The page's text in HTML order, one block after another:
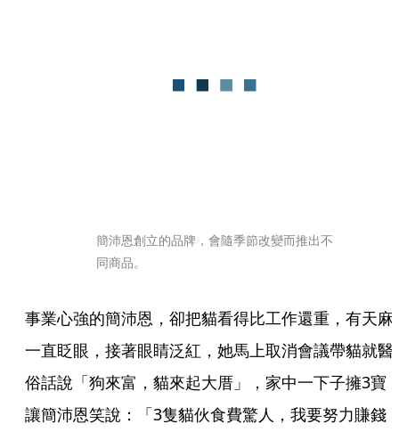
簡沛恩創立的品牌，會隨季節改變而推出不
同商品。
事業心強的簡沛恩，卻把貓看得比工作還重，有天麻
一直眨眼，接著眼睛泛紅，她馬上取消會議帶貓就醫
俗話說「狗來富，貓來起大厝」，家中一下子擁3寶
讓簡沛恩笑說：「3隻貓伙食費驚人，我要努力賺錢